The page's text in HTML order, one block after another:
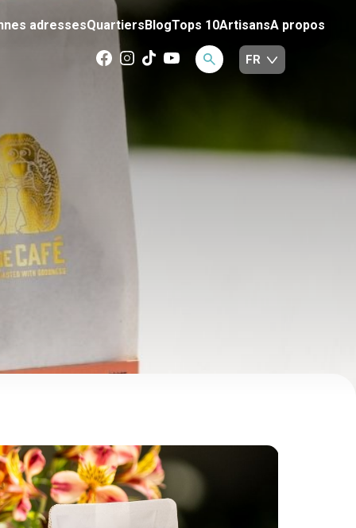
adressesQuartiersBlogTops 10ArtisansA propos